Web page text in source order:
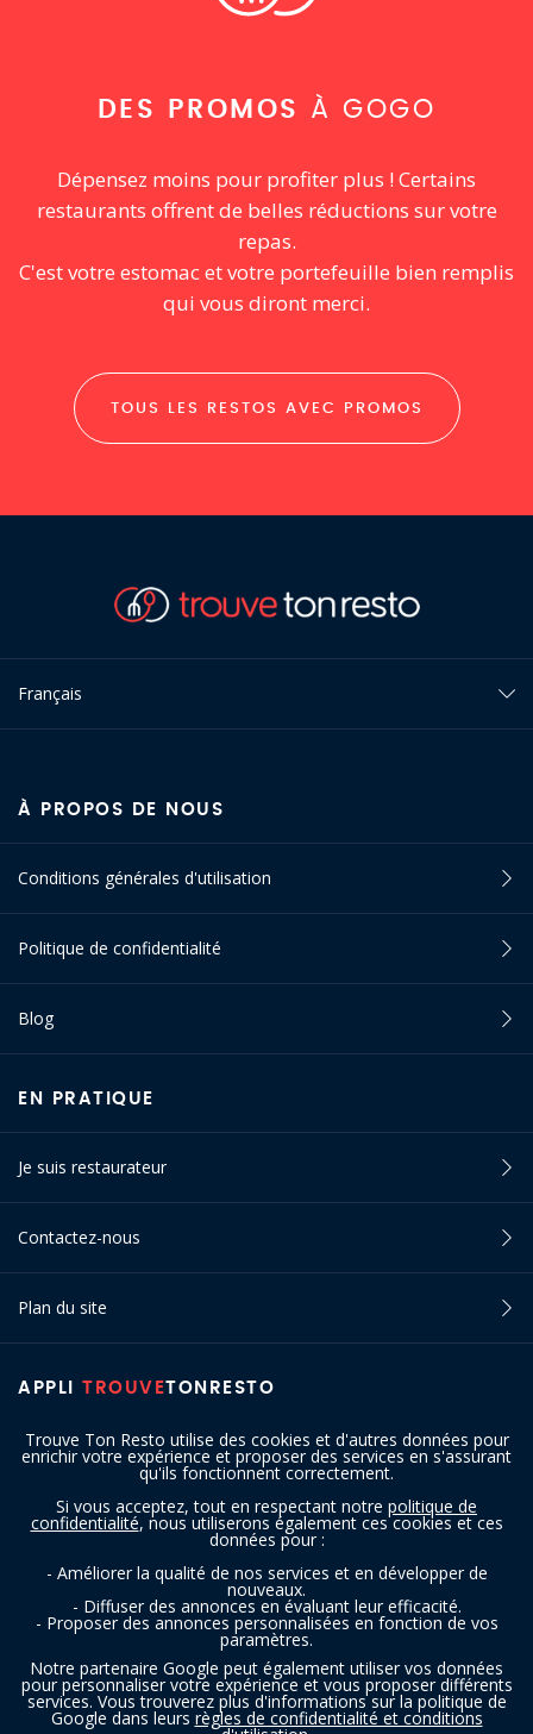
DES PROMOS À GOGO
Dépensez moins pour profiter plus ! Certains
restaurants offrent de belles réductions sur votre
repas.
C'est votre estomac et votre portefeuille bien remplis
qui vous diront merci.
TOUS LES RESTOS AVEC PROMOS
Trouve Ton Resto utilise des cookies et d'autres données pour
enrichir votre expérience et proposer des services en s'assurant
qu'ils fonctionnent correctement.
Si vous acceptez, tout en respectant notre politique de
confidentialité, nous utiliserons également ces cookies et ces
données pour :
- Améliorer la qualité de nos services et en développer de
nouveaux.
- Diffuser des annonces en évaluant leur efficacité.
- Proposer des annonces personnalisées en fonction de vos
paramètres.
Notre partenaire Google peut également utiliser vos données
pour personnaliser votre expérience et vous proposer différents
services. Vous trouverez plus d'informations sur la politique de
Google dans leurs règles de confidentialité et conditions
Français
APPLI TROUVETONRESTO
À PROPOS DE NOUS
Conditions générales d'utilisation
Politique de confidentialité
Blog
EN PRATIQUE
Je suis restaurateur
Contactez-nous
Plan du site
SUIVEZ-NOUS
Copyright © 2016 - 2026 trouvetonresto.be ‐ Tous droits réservés | JDC